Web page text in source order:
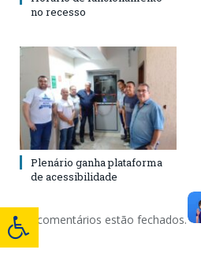
no recesso
Plenário ganha plataforma
de acessibilidade
Os comentários estão fechados.